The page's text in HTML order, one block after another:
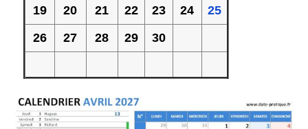
19
20 21 22 23 24
25
26
27 28 29 30